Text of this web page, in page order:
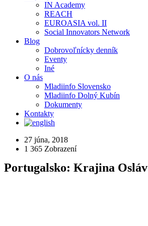
IN Academy
REACH
EUROASIA vol. II
Social Innovators Network
Blog
Dobrovoľnícky denník
Eventy
Iné
O nás
Mladiinfo Slovensko
Mladiinfo Dolný Kubín
Dokumenty
Kontakty
27 júna, 2018
1 365 Zobrazení
Portugalsko: Krajina Osláv